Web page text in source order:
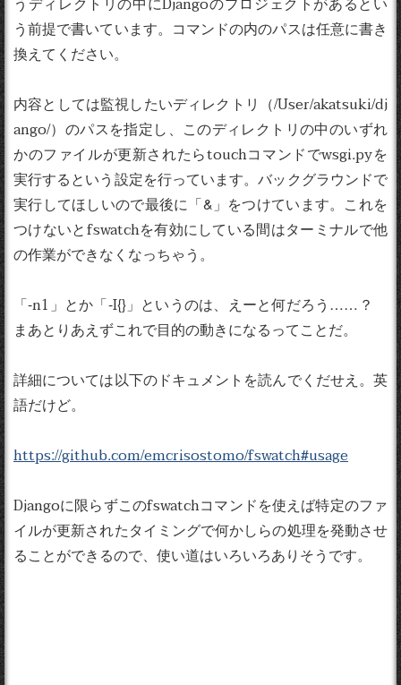
う前提で書いています。コマンドの内のパスは任意に書き
換えてください。
内容としては監視したいディレクトリ（/User/akatsuki/dj
ango/）のパスを指定し、このディレクトリの中のいずれ
かのファイルが更新されたらtouchコマンドでwsgi.pyを
実行するという設定を行っています。バックグラウンドで
実行してほしいので最後に「&」をつけています。これを
つけないとfswatchを有効にしている間はターミナルで他
の作業ができなくなっちゃう。
「-n1」とか「-I{}」というのは、えーと何だろう……？
まあとりあえずこれで目的の動きになるってことだ。
詳細については以下のドキュメントを読んでくだせえ。英
語だけど。
https://github.com/emcrisostomo/fswatch#usage
Djangoに限らずこのfswatchコマンドを使えば特定のファ
イルが更新されたタイミングで何かしらの処理を発動させ
ることができるので、使い道はいろいろありそうです。